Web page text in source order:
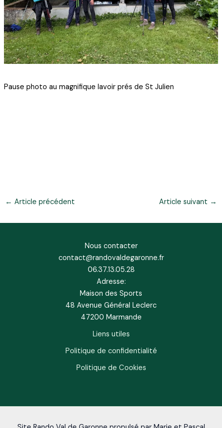
Pause photo au magnifique lavoir prés de St Julien
← Article précédent Article suivant →
Nous contacter
contact@randovaldegaronne.fr
06.37.13.05.28
Adresse:
Maison des Sports
48 Avenue Général Leclerc
47200 Marmande
Liens utiles
Politique de confidentialité
Politique de Cookies